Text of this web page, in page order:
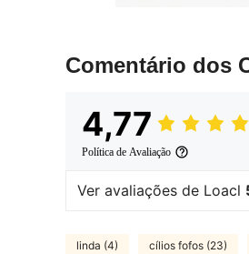
Comentário dos
4,77
Política de Avaliação
Ver avaliações de Loacl
linda (4) cílios fofos (23)